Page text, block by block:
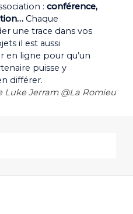
: conférence,
Chaque
une trace dans vos
il est aussi
en ligne pour qu’un
puisse y
différer.
Jerram @La Romieu